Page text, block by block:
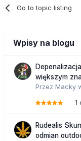
Go to topic listing
Wpisy na blogu
większym
Przez Macky
1
Rudealis
odmian